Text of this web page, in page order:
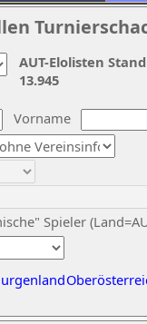
Vorname
Spieler
AUT-Elolisten
13.945